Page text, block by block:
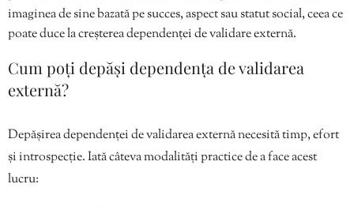
imaginea de sine bazată pe succes, aspect sau statut social, ceea ce
poate duce la creșterea dependenței de validare externă.
Cum poți depăși dependența de validarea
externă?
Depășirea dependenței de validarea externă necesită timp, efort
și introspecție. Iată câteva modalități practice de a face acest
lucru: